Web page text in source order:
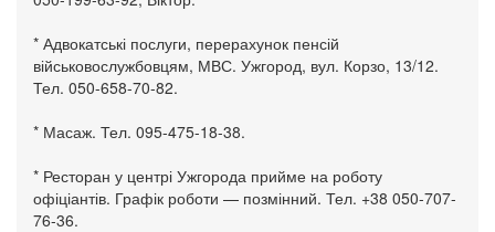
* Адвокатські послуги, перерахунок пенсій
військовослужбовцям, МВС. Ужгород, вул. Корзо, 13/12.
Тел. 050-658-70-82.
* Масаж. Тел. 095-475-18-38.
* Ресторан у центрі Ужгорода прийме на роботу
офіціантів. Графік роботи — позмінний. Тел. +38 050-707-
76-36.